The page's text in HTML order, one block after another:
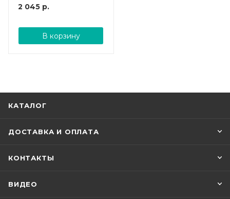
2 045 р.
В корзину
КАТАЛОГ
ДОСТАВКА И ОПЛАТА
КОНТАКТЫ
ВИДЕО